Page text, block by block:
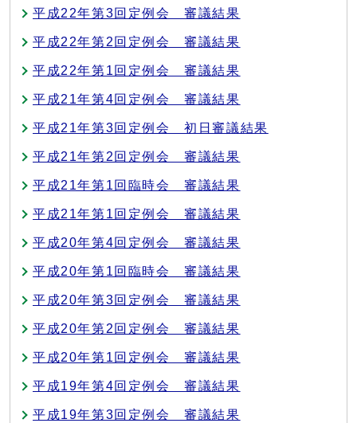
平成22年第3回定例会 審議結果
平成22年第2回定例会 審議結果
平成22年第1回定例会 審議結果
平成21年第4回定例会 審議結果
平成21年第3回定例会 初日審議結果
平成21年第2回定例会 審議結果
平成21年第1回臨時会 審議結果
平成21年第1回定例会 審議結果
平成20年第4回定例会 審議結果
平成20年第1回臨時会 審議結果
平成20年第3回定例会 審議結果
平成20年第2回定例会 審議結果
平成20年第1回定例会 審議結果
平成19年第4回定例会 審議結果
平成19年第3回定例会 審議結果